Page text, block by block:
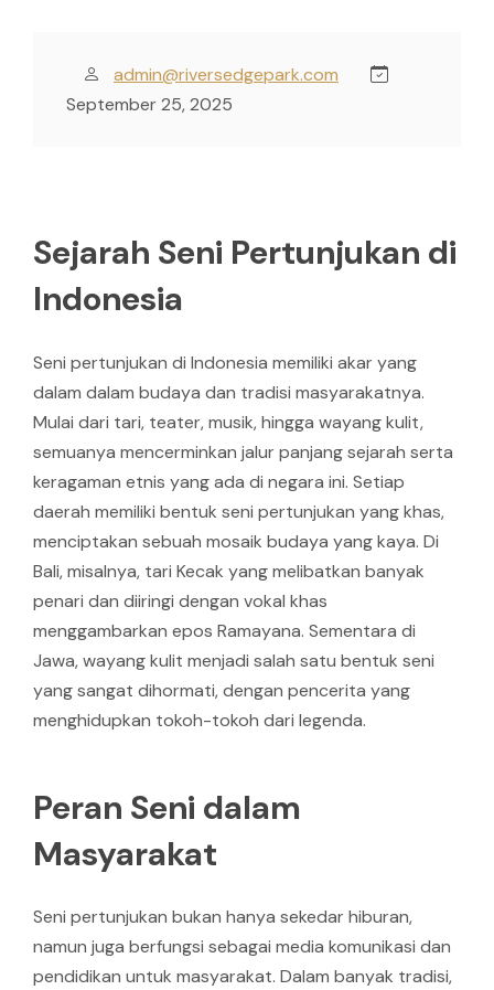
admin@riversedgepark.com
September 25, 2025
Sejarah Seni Pertunjukan di
Indonesia
Seni pertunjukan di Indonesia memiliki akar yang
dalam dalam budaya dan tradisi masyarakatnya.
Mulai dari tari, teater, musik, hingga wayang kulit,
semuanya mencerminkan jalur panjang sejarah serta
keragaman etnis yang ada di negara ini. Setiap
daerah memiliki bentuk seni pertunjukan yang khas,
menciptakan sebuah mosaik budaya yang kaya. Di
Bali, misalnya, tari Kecak yang melibatkan banyak
penari dan diiringi dengan vokal khas
menggambarkan epos Ramayana. Sementara di
Jawa, wayang kulit menjadi salah satu bentuk seni
yang sangat dihormati, dengan pencerita yang
menghidupkan tokoh-tokoh dari legenda.
Peran Seni dalam
Masyarakat
Seni pertunjukan bukan hanya sekedar hiburan,
namun juga berfungsi sebagai media komunikasi dan
pendidikan untuk masyarakat. Dalam banyak tradisi,